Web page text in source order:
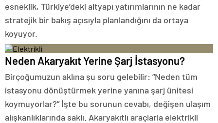
esneklik, Türkiye’deki altyapı yatırımlarının ne kadar
stratejik bir bakış açısıyla planlandığını da ortaya
koyuyor.
Neden Akaryakıt Yerine Şarj İstasyonu?
Birçoğumuzun aklına şu soru gelebilir: “Neden tüm
istasyonu dönüştürmek yerine yanına şarj ünitesi
koymuyorlar?” İşte bu sorunun cevabı, değişen ulaşım
alışkanlıklarında saklı. Akaryakıtlı araçlarla elektrikli